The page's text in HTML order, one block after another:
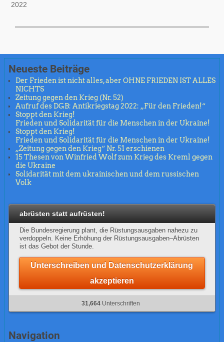
2022
Neueste Beiträge
Der Frieden ist nicht alles, aber OHNE FRIEDEN IST ALLES
NICHTS
Zeitung gegen den Krieg (Nr. 52)
Aufruf des DGB: Antikriegstag 2022: „Für den Frieden!“
Stoppt den Krieg!
Frieden und Solidarität für die Menschen in der Ukraine!
Stoppt den Krieg!
Frieden und Solidarität für die Menschen in der Ukraine!
„Zeitung gegen den Krieg“ Nr. 51 erschienen
15 Thesen von Winfried Wolf zum Krieg des Kreml gegen
die Ukraine
Solidarität mit dem ukrainischen und dem russischen
Volk
abrüsten statt aufrüsten!
Die Bundesregierung plant, die Rüstungsausgaben nahezu zu
verdoppeln. Keine Erhöhung der Rüstungsausgaben–Abrüsten
ist das Gebot der Stunde.
Unterschreiben und Datenschutzerklärung
akzeptieren
31,664 Unterschriften
Navigation